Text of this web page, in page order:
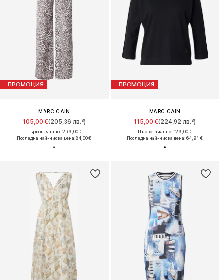
ПРОМОЦИЯ
MARC CAIN
105,00 €(205,36 лв.³)
Първоначално: 269,00 €
Последна най-ниска цена:84,00 €
ПРОМОЦИЯ
MARC CAIN
115,00 €(224,92 лв.³)
Първоначално: 129,00 €
Последна най-ниска цена:64,94 €